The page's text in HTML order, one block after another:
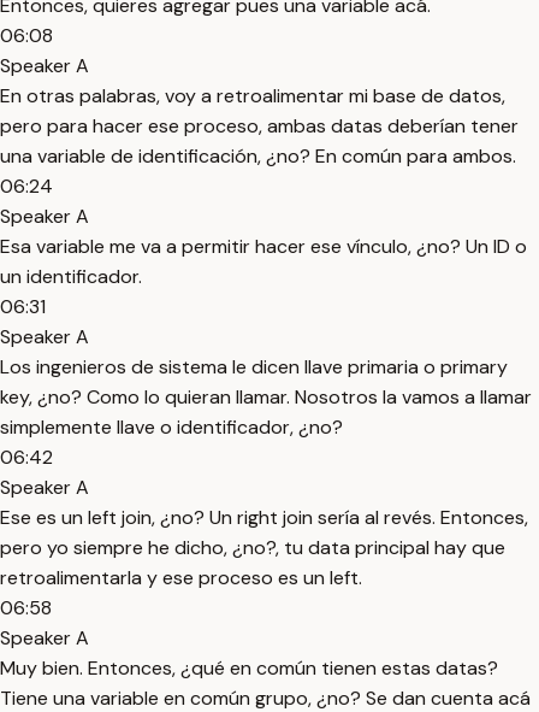
Entonces, quieres agregar pues una variable acá.
06:08
Speaker A
En otras palabras, voy a retroalimentar mi base de datos,
pero para hacer ese proceso, ambas datas deberían tener
una variable de identificación, ¿no? En común para ambos.
06:24
Speaker A
Esa variable me va a permitir hacer ese vínculo, ¿no? Un ID o
un identificador.
06:31
Speaker A
Los ingenieros de sistema le dicen llave primaria o primary
key, ¿no? Como lo quieran llamar. Nosotros la vamos a llamar
simplemente llave o identificador, ¿no?
06:42
Speaker A
Ese es un left join, ¿no? Un right join sería al revés. Entonces,
pero yo siempre he dicho, ¿no?, tu data principal hay que
retroalimentarla y ese proceso es un left.
06:58
Speaker A
Muy bien. Entonces, ¿qué en común tienen estas datas?
Tiene una variable en común grupo, ¿no? Se dan cuenta acá